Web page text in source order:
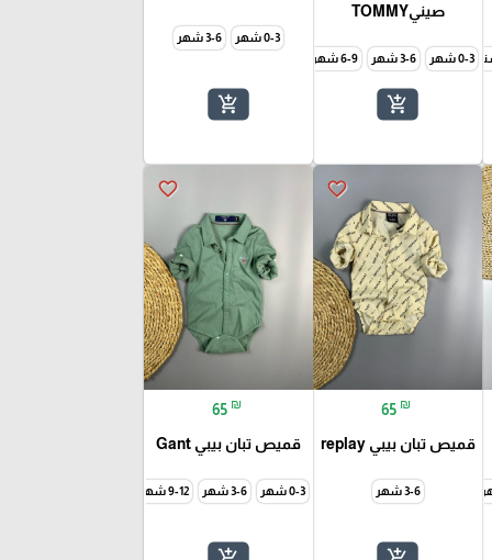
4-5 سنة
صينيTOMMY
0-3 شهر 3-6 شهر 6-9 شهر
add_shopping_cart
0-3 شهر 3-6 شهر
add_shopping_cart
favorite_border
65 ₪
قميص تبان بيبي replay
3-6 شهر
favorite_border
65 ₪
قميص تبان بيبي Gant
0-3 شهر 3-6 شهر 9-12 شهر